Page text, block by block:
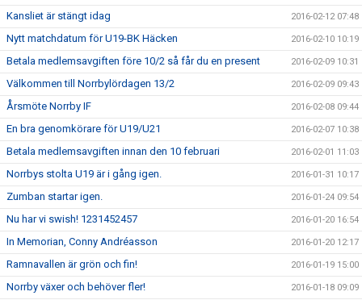
Kansliet är stängt idag 2016-02-12 07:48
Nytt matchdatum för U19-BK Häcken 2016-02-10 10:19
Betala medlemsavgiften före 10/2 så får du en present 2016-02-09 10:31
Välkommen till Norrbylördagen 13/2 2016-02-09 09:43
Årsmöte Norrby IF 2016-02-08 09:44
En bra genomkörare för U19/U21 2016-02-07 10:38
Betala medlemsavgiften innan den 10 februari 2016-02-01 11:03
Norrbys stolta U19 är i gång igen. 2016-01-31 10:17
Zumban startar igen. 2016-01-24 09:54
Nu har vi swish! 1231452457 2016-01-20 16:54
In Memorian, Conny Andréasson 2016-01-20 12:17
Ramnavallen är grön och fin! 2016-01-19 15:00
Norrby växer och behöver fler! 2016-01-18 09:09